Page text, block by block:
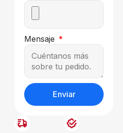
Mensaje
Enviar